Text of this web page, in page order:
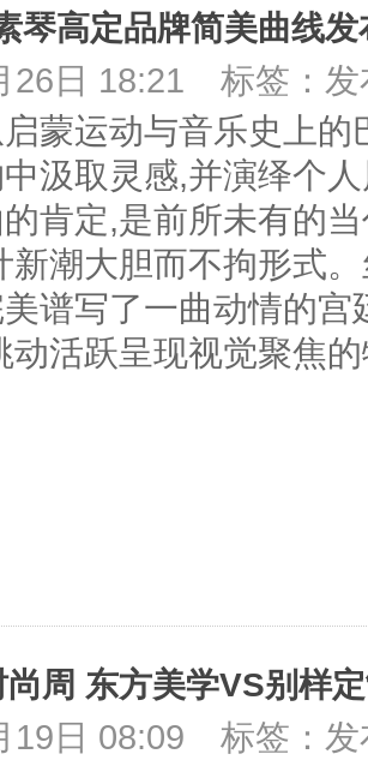
26日 18:21
标签：
蒙运动与音乐史上
汲取灵感,并演绎个
肯定,是前所未有的
新潮大胆而不拘形式
谱写了一曲动情的
动活跃呈现视觉聚焦
19日 08:09
标签：